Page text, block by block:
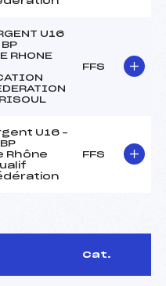
U16
BP
RHONE
FFS
U16 –
Rhône
FFS
Cat.